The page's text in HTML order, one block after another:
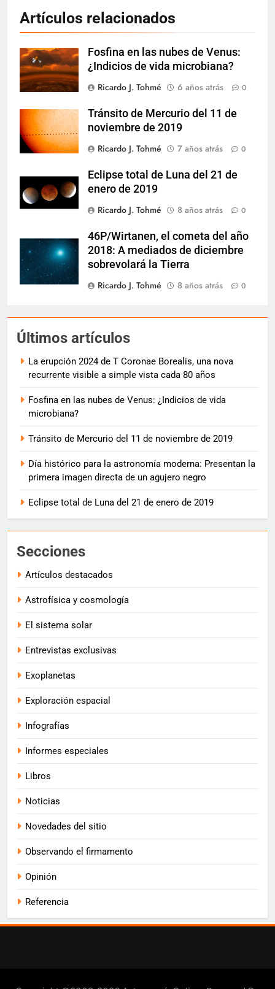
Artículos relacionados
Fosfina en las nubes de Venus:
¿Indicios de vida microbiana?
Ricardo J. Tohmé
6 años atrás 0
Tránsito de Mercurio del 11 de
noviembre de 2019
Ricardo J. Tohmé
7 años atrás 0
Eclipse total de Luna del 21 de
enero de 2019
Ricardo J. Tohmé
8 años atrás 0
46P/Wirtanen, el cometa del año
2018: A mediados de diciembre
sobrevolará la Tierra
Ricardo J. Tohmé
8 años atrás 0
Últimos artículos
La erupción 2024 de T Coronae Borealis, una nova
recurrente visible a simple vista cada 80 años
Fosfina en las nubes de Venus: ¿Indicios de vida
microbiana?
Tránsito de Mercurio del 11 de noviembre de 2019
Día histórico para la astronomía moderna: Presentan la
primera imagen directa de un agujero negro
Eclipse total de Luna del 21 de enero de 2019
Secciones
Artículos destacados
Astrofísica y cosmología
El sistema solar
Entrevistas exclusivas
Exoplanetas
Exploración espacial
Infografías
Informes especiales
Libros
Noticias
Novedades del sitio
Observando el firmamento
Opinión
Referencia